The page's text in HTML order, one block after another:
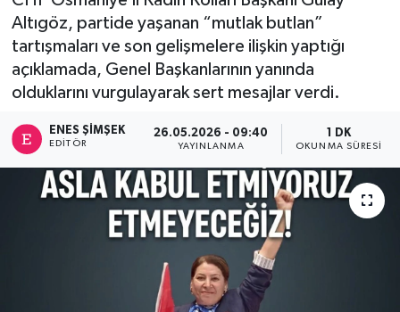
Altıgöz, partide yaşanan “mutlak butlan”
tartışmaları ve son gelişmelere ilişkin yaptığı
açıklamada, Genel Başkanlarının yanında
olduklarını vurgulayarak sert mesajlar verdi.
ENES ŞIMŞEK
EDITÖR
26.05.2026 - 09:40
YAYINLANMA
1 DK
OKUNMA SÜRESI